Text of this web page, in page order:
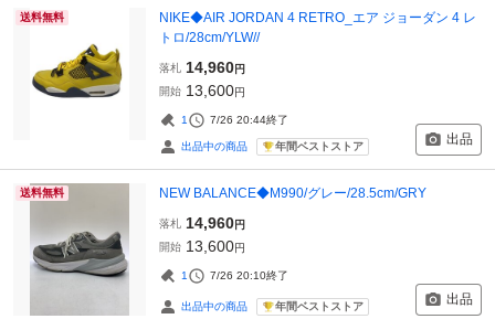
送料無料
NIKE◆AIR JORDAN 4 RETRO_エア ジョーダン 4 レ
トロ/28cm/YLW//
落札 14,960円
開始 13,600円
1 7/26 20:44終了
出品中の商品 年間ベストストア 出品
送料無料 NEW BALANCE◆M990/グレー/28.5cm/GRY
落札 14,960円
開始 13,600円
1 7/26 20:10終了
出品中の商品 年間ベストストア 出品